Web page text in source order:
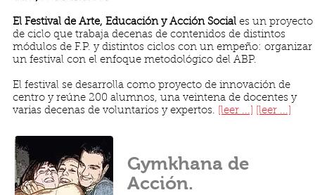
El Festival de Arte, Educación y Acción Social es un proyecto
de ciclo que trabaja decenas de contenidos de distintos
módulos de F.P. y distintos ciclos con un empeño: organizar
un festival con el enfoque metodológico del ABP.
El festival se desarrolla como proyecto de innovación de
centro y reúne 200 alumnos, una veintena de docentes y
varias decenas de voluntarios y expertos.
[leer ...] [leer ...]
Gymkhana de
Acción.